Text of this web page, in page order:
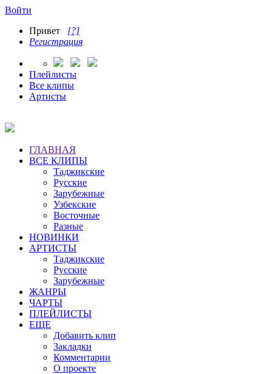
Войти
Привет [?]
Регистрация
Плейлисты
Все клипы
Артисты
ГЛАВНАЯ
ВСЕ КЛИПЫ
Таджикские
Русские
Зарубежные
Узбекские
Восточные
Разные
НОВИНКИ
АРТИСТЫ
Таджикские
Русские
Зарубежные
ЖАНРЫ
ЧАРТЫ
ПЛЕЙЛИСТЫ
ЕЩЕ
Добавить клип
Закладки
Комментарии
О проекте